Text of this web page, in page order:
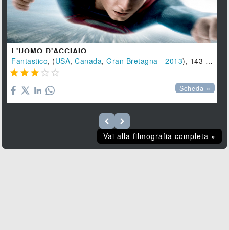
L'UOMO D'ACCIAIO
Fantastico, (USA,Canada,Gran Bretagna -2013), 143 min.
    
Scheda »
Vai alla filmografia completa »